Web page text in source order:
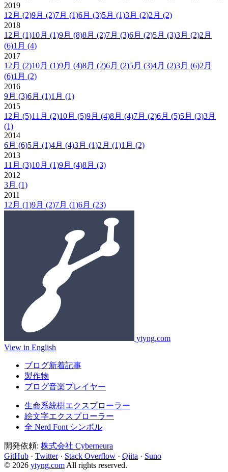
2019
12月 (2)9月 (2)7月 (1)6月 (3)5月 (1)3月 (2)2月 (2)
2018
12月 (1)10月 (1)9月 (8)8月 (2)7月 (3)6月 (2)5月 (3)3月 (2)2月
(6)1月 (4)
2017
12月 (2)10月 (1)9月 (4)8月 (2)6月 (2)5月 (3)4月 (2)3月 (6)2月
(6)1月 (2)
2016
9月 (3)6月 (1)1月 (1)
2015
12月 (5)11月 (2)10月 (5)9月 (4)8月 (4)7月 (2)6月 (5)5月 (3)3月
(1)
2014
6月 (6)5月 (1)4月 (4)3月 (1)2月 (1)1月 (2)
2013
11月 (3)10月 (1)9月 (4)8月 (3)
2012
3月 (1)
2011
12月 (1)9月 (2)7月 (1)6月 (23)
ytyng.com
View in English
ブログ新着記事
製作物
ブログ音楽プレイヤー
生命系統樹エクスプローラー
絵文字エクスプローラー
全 Nerd Font シンボル
開発依頼: 株式会社 Cyberneura
GitHub · Twitter · Stack Overflow · Qiita · Suno
© 2026 ytyng.com All rights reserved.